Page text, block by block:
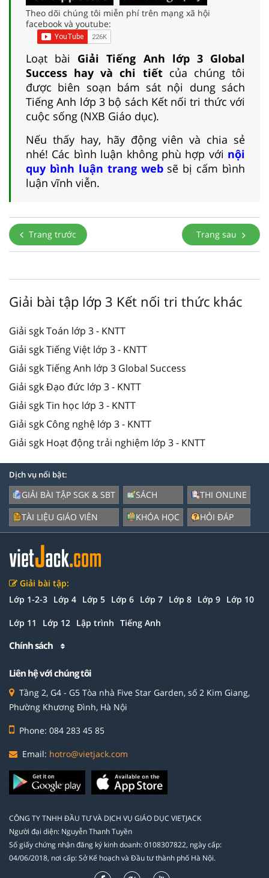
Theo dõi chúng tôi miễn phí trên mạng xã hội
facebook và youtube:
Loạt bài Giải Tiếng Anh lớp 3 Global
Success hay và chi tiếtcủa chúng tôi
được biên soạn bám sát nội dung sách
Tiếng Anh lớp 3 bộ sách Kết nối tri thức với
cuộc sống (NXB Giáo dục).
Nếu thấy hay, hãy động viên và chia sẻ
nhé! Các bình luận không phù hợp với nội
quy bình luận trang websẽ bị cấm bình
luận vĩnh viễn.
Trang trước Trang sau
Giải bài tập lớp 3 Kết nối tri thức khác
Giải sgk Toán lớp 3 - KNTT
Giải sgk Tiếng Việt lớp 3 - KNTT
Giải sgk Tiếng Anh lớp 3 Global Success
Giải sgk Đạo đức lớp 3 - KNTT
Giải sgk Tin học lớp 3 - KNTT
Giải sgk Công nghệ lớp 3 - KNTT
Giải sgk Hoạt động trải nghiệm lớp 3 - KNTT
Dịch vụ nổi bật:
GIẢI BÀI TẬP SGK & SBT
TÀI LIỆU GIÁO VIÊN
SÁCH
KHÓA HỌC
THI ONLINE
HỎI ĐÁP
Giải bài tập:
Lớp 1-2-3 Lớp 4 Lớp 5 Lớp 6 Lớp 7 Lớp 8 Lớp 9 Lớp 10
Lớp 11 Lớp 12 Lập trình Tiếng Anh
Chính sách
Liên hệ với chúng tôi
Tầng 2, G4 - G5 Tòa nhà Five Star Garden, số 2 Kim Giang,
Phường Khương Đình, Hà Nội
Phone: 084 283 45 85
Email: hotro@vietjack.com
CÔNG TY TNHH ĐẦU TƯ VÀ DỊCH VỤ GIÁO DỤC VIETJACK
Người đại diện: Nguyễn Thanh Tuyền
Số giấy chứng nhận đăng ký kinh doanh: 0108307822, ngày cấp:
04/06/2018, nơi cấp: Sở Kế hoạch và Đầu tư thành phố Hà Nội.